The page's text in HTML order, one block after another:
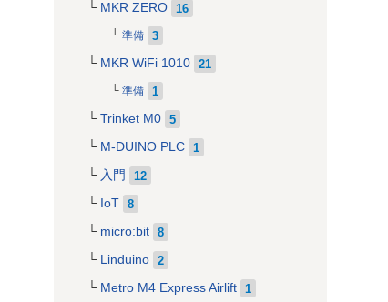
MKR ZERO 16
準備 3
MKR WiFi 1010 21
準備 1
Trinket M0 5
M-DUINO PLC 1
入門 12
IoT 8
micro:bit 8
Linduino 2
Metro M4 Express Airlift 1